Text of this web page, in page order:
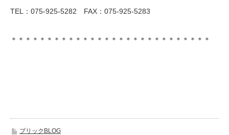
TEL：075-925-5282 FAX：075-925-5283
＊＊＊＊＊＊＊＊＊＊＊＊＊＊＊＊＊＊＊＊＊＊＊＊＊＊＊＊
ブリックBLOG